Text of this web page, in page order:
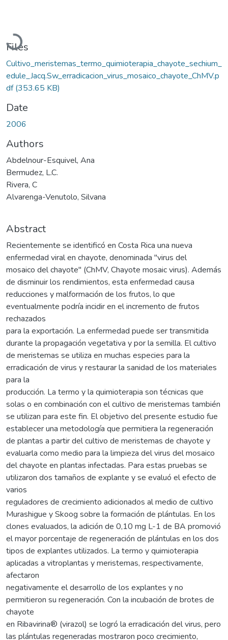
Loading...
Files
Cultivo_meristemas_termo_quimioterapia_chayote_sechium_
edule_Jacq.Sw_erradicacion_virus_mosaico_chayote_ChMV.p
df(353.65 KB)
Date
2006
Authors
Abdelnour-Esquivel, Ana
Bermudez, L.C.
Rivera, C
Alvarenga-Venutolo, Silvana
Abstract
Recientemente se identificó en Costa Rica una nueva
enfermedad viral en chayote, denominada "virus del
mosaico del chayote" (ChMV, Chayote mosaic virus). Además
de disminuir los rendimientos, esta enfermedad causa
reducciones y malformación de los frutos, lo que
eventualmente podría incidir en el incremento de frutos
rechazados
para la exportación. La enfermedad puede ser transmitida
durante la propagación vegetativa y por la semilla. El cultivo
de meristemas se utiliza en muchas especies para la
erradicación de virus y restaurar la sanidad de los materiales
para la
producción. La termo y la quimioterapia son técnicas que
solas o en combinación con el cultivo de meristemas también
se utilizan para este fin. El objetivo del presente estudio fue
establecer una metodología que permitiera la regeneración
de plantas a partir del cultivo de meristemas de chayote y
evaluarla como medio para la limpieza del virus del mosaico
del chayote en plantas infectadas. Para estas pruebas se
utilizaron dos tamaños de explante y se evaluó el efecto de
varios
reguladores de crecimiento adicionados al medio de cultivo
Murashigue y Skoog sobre la formación de plántulas. En los
clones evaluados, la adición de 0,10 mg L-1 de BA promovió
el mayor porcentaje de regeneración de plántulas en los dos
tipos de explantes utilizados. La termo y quimioterapia
aplicadas a vitroplantas y meristemas, respectivamente,
afectaron
negativamente el desarrollo de los explantes y no
permitieron su regeneración. Con la incubación de brotes de
chayote
en Ribavirina® (virazol) se logró la erradicación del virus, pero
las plántulas regeneradas mostraron poco crecimiento,